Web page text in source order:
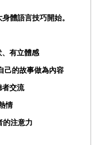
體語言技巧開始。
有立體感
己的故事做為內容
者交流
情
的注意力